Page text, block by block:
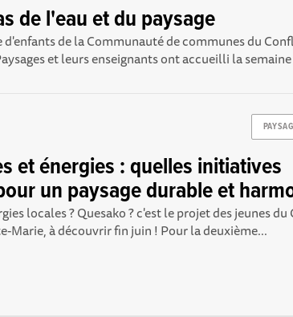
de l'eau et du paysage
d'enfants de la Communauté de communes du
et leurs enseignants ont accueilli la
et énergies : quelles initiatives
un paysage durable et
locales ? Quesako ? c'est le projet des jeunes
Marie, à découvrir fin juin ! Pour la deuxième...